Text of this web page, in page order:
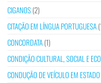
CIGANOS(2)
CITAÇÃO EM LÍNGUA PORTUGUESA
CONCORDATA(1)
CONDIÇÃO CULTURAL, SOCIAL E
CONDUÇÃO DE VEÍCULO EM